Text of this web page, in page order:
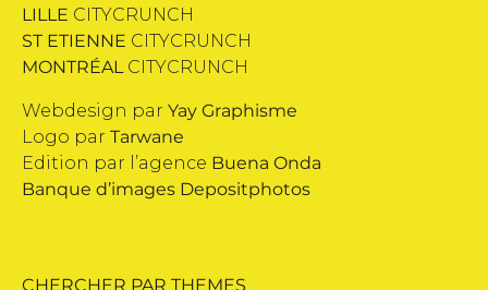
LILLE CITYCRUNCH
ST ETIENNE CITYCRUNCH
MONTRÉALCITYCRUNCH
Webdesign par Yay Graphisme
Logo par Tarwane
Edition par l’agence Buena Onda
Banque d’images Depositphotos
CHERCHER PAR THEMES